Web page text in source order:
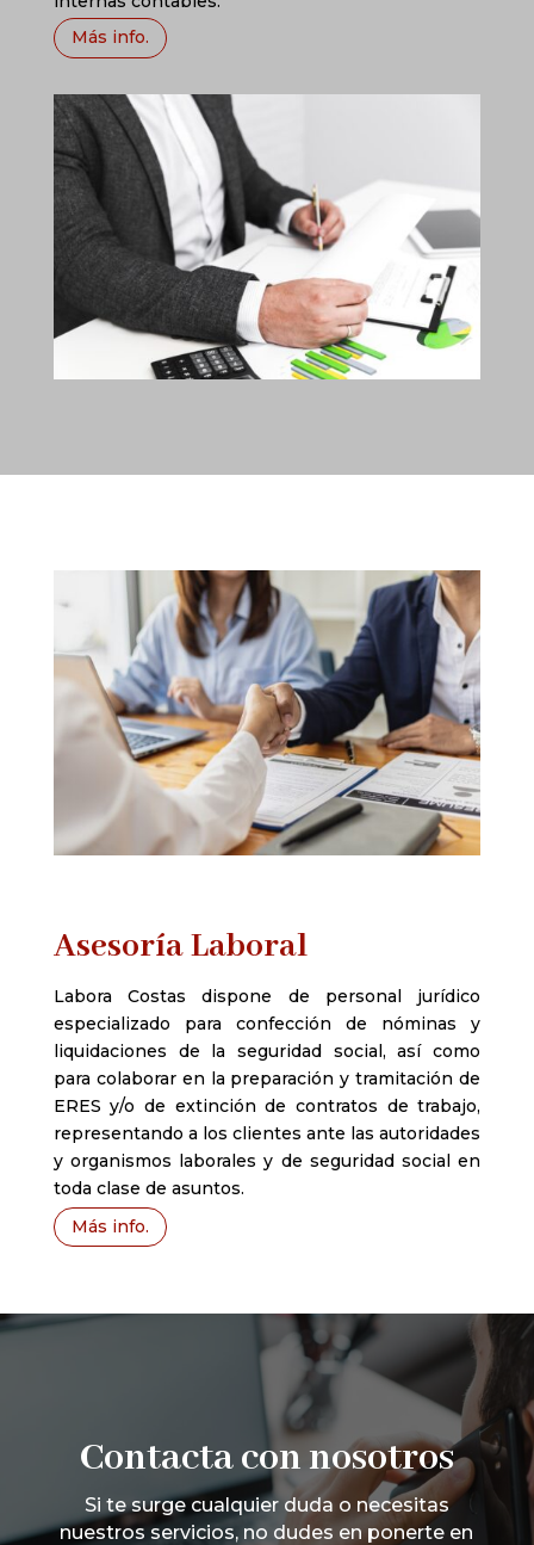
Más info.
Asesoría Laboral
Labora Costas dispone de personal jurídico
especializado para confección de nóminas y
liquidaciones de la seguridad social, así como
para colaborar en la preparación y tramitación de
ERES y/o de extinción de contratos de trabajo,
representando a los clientes ante las autoridades
y organismos laborales y de seguridad social en
toda clase de asuntos.
Más info.
Contacta con nosotros
Si te surge cualquier duda o necesitas
nuestros servicios, no dudes en ponerte en